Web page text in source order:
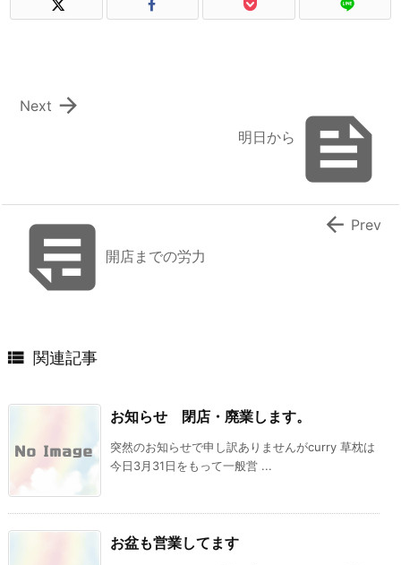

明日から

Next
開店までの労力
 Prev
 関連記事
お知らせ 閉店・廃業します。
突然のお知らせで申し訳ありませんがcurry 草枕は
今日3月31日をもって一般営 ...
お盆も営業してます